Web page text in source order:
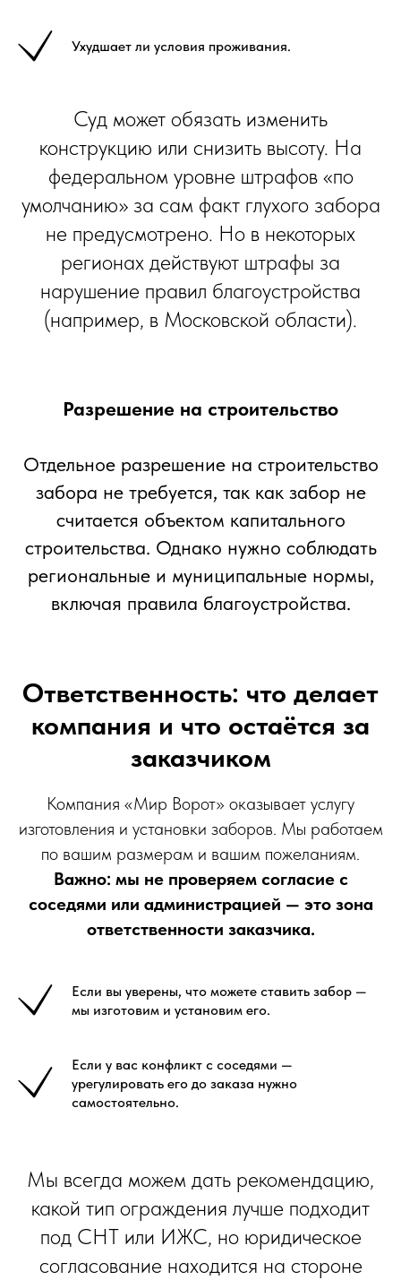
Ухудшает ли условия проживания.
Суд может обязать изменить
конструкцию или снизить высоту. На
федеральном уровне штрафов «по
умолчанию» за сам факт глухого забора
не предусмотрено. Но в некоторых
регионах действуют штрафы за
нарушение правил благоустройства
(например, в Московской области).
Разрешение на строительство
Отдельное разрешение на строительство
забора не требуется, так как забор не
считается объектом капитального
строительства. Однако нужно соблюдать
региональные и муниципальные нормы,
включая правила благоустройства.
Ответственность: что делает
компания и что остаётся за
заказчиком
Компания «Мир Ворот» оказывает услугу
изготовления и установки заборов. Мы работаем
по вашим размерам и вашим пожеланиям.
Важно: мы не проверяем согласие с
соседями или администрацией — это зона
ответственности заказчика.
Если вы уверены, что можете ставить забор —
мы изготовим и установим его.
Если у вас конфликт с соседями —
урегулировать его до заказа нужно
самостоятельно.
Мы всегда можем дать рекомендацию,
какой тип ограждения лучше подходит
под СНТ или ИЖС, но юридическое
согласование находится на стороне